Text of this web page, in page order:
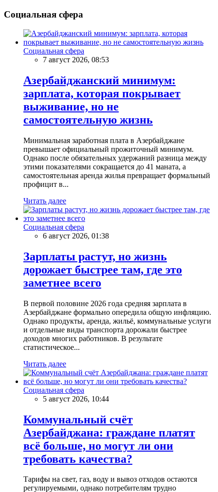
Социальная сфера
Социальная сфера
7 август 2026, 08:53
Азербайджанский минимум:
зарплата, которая покрывает
выживание, но не
самостоятельную жизнь
Минимальная заработная плата в Азербайджане
превышает официальный прожиточный минимум.
Однако после обязательных удержаний разница между
этими показателями сокращается до 41 маната, а
самостоятельная аренда жилья превращает формальный
профицит в...
Читать далее
Социальная сфера
6 август 2026, 01:38
Зарплаты растут, но жизнь
дорожает быстрее там, где это
заметнее всего
В первой половине 2026 года средняя зарплата в
Азербайджане формально опередила общую инфляцию.
Однако продукты, аренда, жильё, коммунальные услуги
и отдельные виды транспорта дорожали быстрее
доходов многих работников. В результате
статистическое...
Читать далее
Социальная сфера
5 август 2026, 10:44
Коммунальный счёт
Азербайджана: граждане платят
всё больше, но могут ли они
требовать качества?
Тарифы на свет, газ, воду и вывоз отходов остаются
регулируемыми, однако потребителям трудно